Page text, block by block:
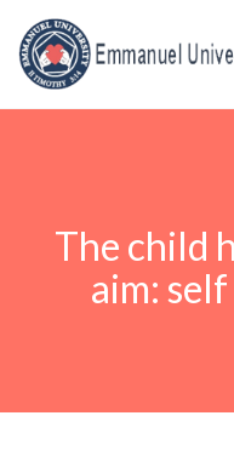
The child
aim: